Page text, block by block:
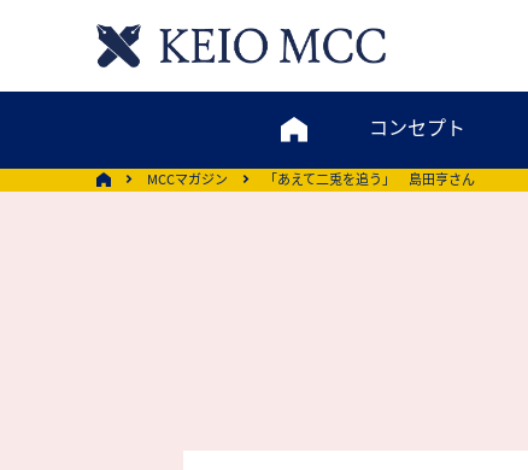
コンセプト
MCCマガジン 「あえて二兎を追う」 島田亨さん